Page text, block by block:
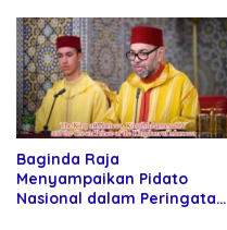
Baginda Raja
Menyampaikan Pidato
Nasional dalam Peringatan